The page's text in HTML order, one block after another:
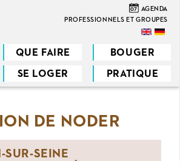
07 AGENDA
PROFESSIONNELS ET GROUPES
QUE FAIRE BOUGER
SE LOGER PRATIQUE
DE NODER
SUR-SEINE